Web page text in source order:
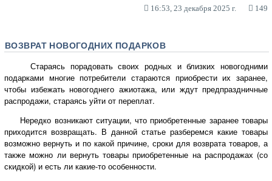
16:53, 23 декабря 2025 г. 149
ВОЗВРАТ НОВОГОДНИХ ПОДАРКОВ
Стараясь порадовать своих родных и близких новогодними
подарками многие потребители стараются приобрести их заранее,
чтобы избежать новогоднего ажиотажа, или ждут предпраздничные
распродажи, стараясь уйти от переплат.
Нередко возникают ситуации, что приобретенные заранее товары
приходится возвращать. В данной статье разберемся какие товары
возможно вернуть и по какой причине, сроки для возврата товаров, а
также можно ли вернуть товары приобретенные на распродажах (со
скидкой) и есть ли какие-то особенности.